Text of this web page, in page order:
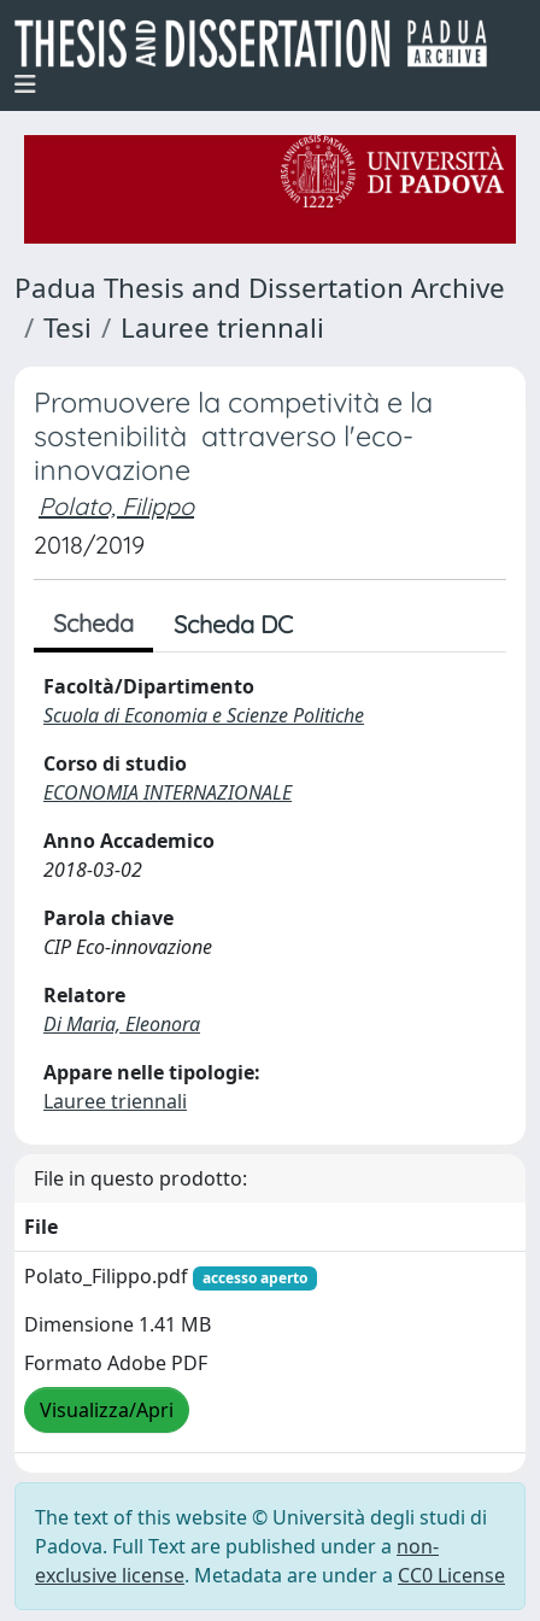
Padua Thesis and Dissertation Archive
Tesi
Lauree triennali
Promuovere la competività e la
sostenibilità attraverso l'eco-
innovazione
Polato, Filippo
2018/2019
Scheda Scheda DC
Facoltà/Dipartimento
Scuola di Economia e Scienze Politiche
Corso di studio
ECONOMIA INTERNAZIONALE
Anno Accademico
2018-03-02
Parola chiave
CIP Eco-innovazione
Relatore
Di Maria, Eleonora
Appare nelle tipologie:
Lauree triennali
File in questo prodotto:
File
Polato_Filippo.pdf
accesso aperto
Dimensione 1.41 MB
Formato Adobe PDF
Visualizza/Apri
The text of this website © Università degli studi di
Padova. Full Text are published under a non-
exclusive license. Metadata are under a CC0 License